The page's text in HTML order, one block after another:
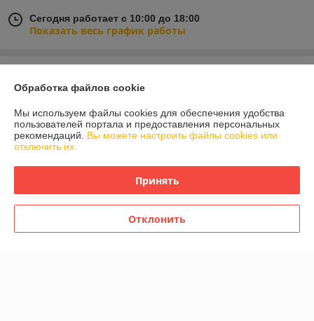
Сегодня работает с 10:00 до 18:00
Показать весь график работы
О нас
Доставка и оплата
Обработка файлов cookie
Мы используем файлы cookies для обеспечения удобства
пользователей портала и предоставления персональных
рекомендаций. Вы можете настроить файлы cookies или
отключить их.
Принять
Отклонить